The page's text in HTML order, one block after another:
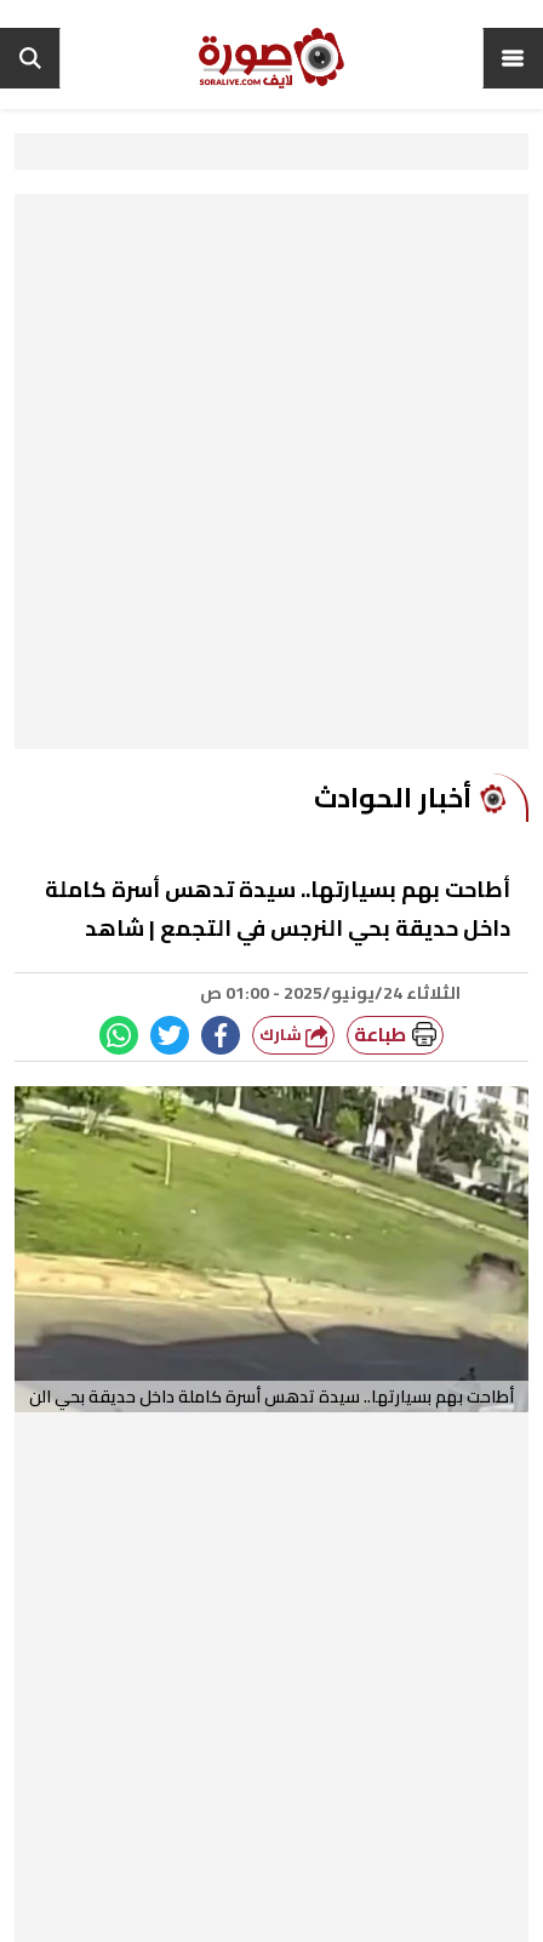
أخبار الحوادث
أطاحت بهم بسيارتها.. سيدة تدهس أسرة كاملة
داخل حديقة بحي النرجس في التجمع | شاهد
الثلاثاء 24/يونيو/2025 - 01:00 ص
طباعة
أطاحت بهم بسيارتها.. سيدة تدهس أسرة كاملة داخل حديقة بحي الن